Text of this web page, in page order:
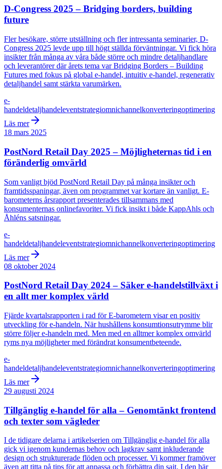
D-Congress 2025 – Bridging borders, building
future
Fler besökare, större utställning och fler intressanta seminarier, D-
Congress 2025 levde upp till högt ställda förväntningar. Vi fick höra
insikter från många av våra både större och mindre detaljhandlare
och leverantörer där årets tema var Bridging Borders – Building
Futures med fokus på global e-handel, intuitiv e-handel, regenerativ
detaljhandel samt stärkta varumärken.
e-
handeldetaljhandeleventstrategiomnichannelkonverteringoptimering
Läs mer
18 mars 2025
PostNord Retail Day 2025 – Möjligheternas tid i en
föränderlig omvärld
Som vanligt bjöd PostNord Retail Day på många insikter och
framtidsspaningar, även om programmet var kortare än vanligt. E-
barometerns årsrapport presenterades tillsammans med
konsumenternas onlinefavoriter. Vi fick insikt i både KappAhls och
Åhléns satsningar.
e-
handeldetaljhandeleventstrategiomnichannelkonverteringoptimering
Läs mer
08 oktober 2024
PostNord Retail Day 2024 – Säker e-handelstillväxt i
en allt mer komplex värld
Fjärde kvartalsrapporten i rad för E-barometern visar en positiv
utveckling för e-handeln. När hushållens konsumtionsutrymme blir
större följer e-handeln med. Men med en alltmer komplex omvärld
ryms nya möjligheter med förändrat konsumentbeteende.
e-
handeldetaljhandeleventstrategiomnichannelkonverteringoptimering
Läs mer
29 augusti 2024
Tillgänglig e-handel för alla – Genomtänkt frontend
och texter som vägleder
I de tidigare delarna i artikelserien om Tillgänglig e-handel för alla
gick vi igenom kundernas behov och lagkrav samt inkluderande
design och strukturerade flöden och processer. Vi kommer framöver
även att titta på tips för att anpassa och förbättra din sajt. I den här